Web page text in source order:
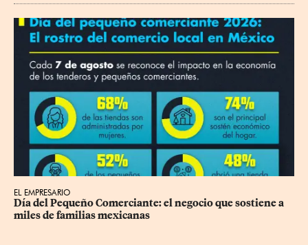
EL EMPRESARIO
Día del Pequeño Comerciante: el negocio que sostiene a
miles de familias mexicanas